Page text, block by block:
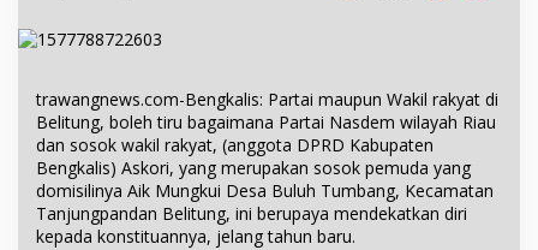
trawangnews.com-Bengkalis: Partai maupun Wakil rakyat di
Belitung, boleh tiru bagaimana Partai Nasdem wilayah Riau
dan sosok wakil rakyat, (anggota DPRD Kabupaten
Bengkalis) Askori, yang merupakan sosok pemuda yang
domisilinya Aik Mungkui Desa Buluh Tumbang, Kecamatan
Tanjungpandan Belitung, ini berupaya mendekatkan diri
kepada konstituannya, jelang tahun baru.